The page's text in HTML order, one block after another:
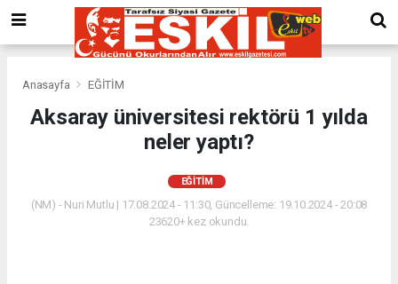
Anasayfa EĞİTİM
Aksaray üniversitesi rektörü 1 yılda
neler yaptı?
EĞİTİM
(NM) - Nuri Mutlu | 17.08.2024 - 11:30, Güncelleme: 19.10.2024 - 20:08
23620+ kez okundu.